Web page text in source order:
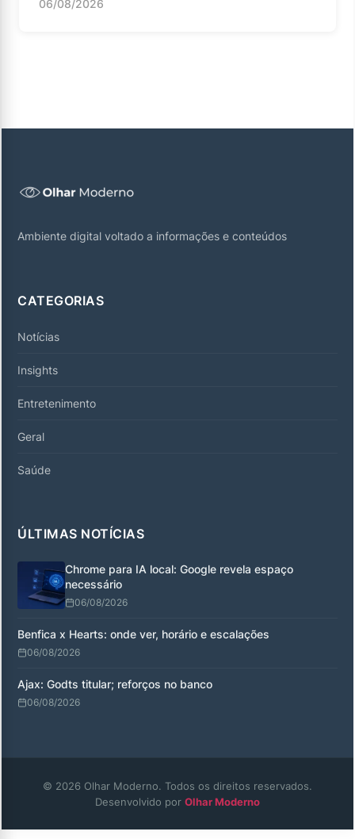
06/08/2026
Ambiente digital voltado a informações e conteúdos
CATEGORIAS
Notícias
Insights
Entretenimento
Geral
Saúde
ÚLTIMAS NOTÍCIAS
Chrome para IA local: Google revela espaço
necessário
06/08/2026
Benfica x Hearts: onde ver, horário e escalações
06/08/2026
Ajax: Godts titular; reforços no banco
06/08/2026
© 2026 Olhar Moderno. Todos os direitos reservados.
Desenvolvido por Olhar Moderno